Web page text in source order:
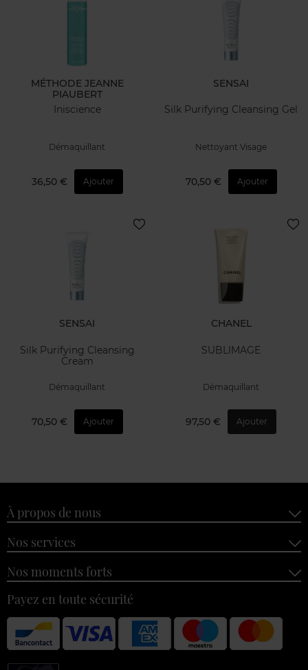
MÉTHODE JEANNE
PIAUBERT
Iniscience
Démaquillant
36,50 € Ajouter
SENSAI
Silk Purifying Cleansing Gel
Nettoyant Visage
70,50 € Ajouter
SENSAI
Silk Purifying Cleansing
Cream
Démaquillant
70,50 € Ajouter
CHANEL
SUBLIMAGE
Démaquillant
97,50 € Ajouter
À propos de nous
Nos services
Nos moments forts
Payez en toute sécurité